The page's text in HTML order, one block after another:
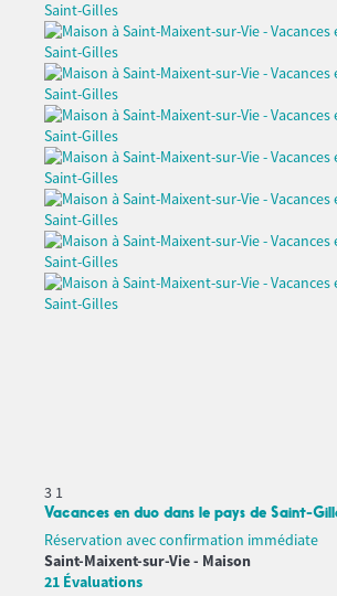
3 1
Vacances en duo dans le pays de Saint-
Réservation avec confirmation immédiate
Saint-Maixent-sur-Vie - Maison
21 Évaluations